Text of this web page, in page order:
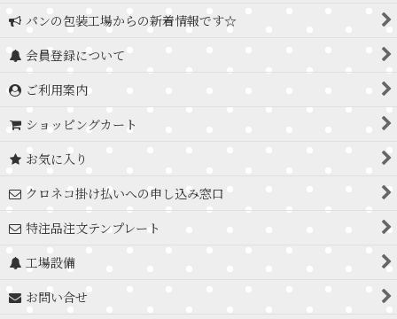
パンの包装工場からの新着情報です☆
会員登録について
ご利用案内
ショッピングカート
お気に入り
クロネコ掛け払いへの申し込み窓口
特注品注文テンプレート
工場設備
お問い合せ